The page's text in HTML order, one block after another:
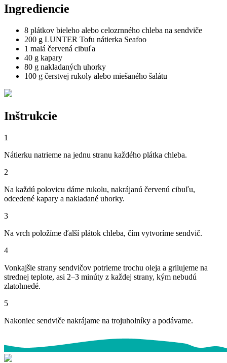
Ingrediencie
8 plátkov bieleho alebo celozrnného chleba na sendviče
200 g LUNTER Tofu nátierka Seafoo
1 malá červená cibuľa
40 g kapary
80 g nakladaných uhorky
100 g čerstvej rukoly alebo miešaného šalátu
Inštrukcie
1
Nátierku natrieme na jednu stranu každého plátka chleba.
2
Na každú polovicu dáme rukolu, nakrájanú červenú cibuľu,
odcedené kapary a nakladané uhorky.
3
Na vrch položíme ďalší plátok chleba, čím vytvoríme sendvič.
4
Vonkajšie strany sendvičov potrieme trochu oleja a grilujeme na
strednej teplote, asi 2–3 minúty z každej strany, kým nebudú
zlatohnedé.
5
Nakoniec sendviče nakrájame na trojuholníky a podávame.